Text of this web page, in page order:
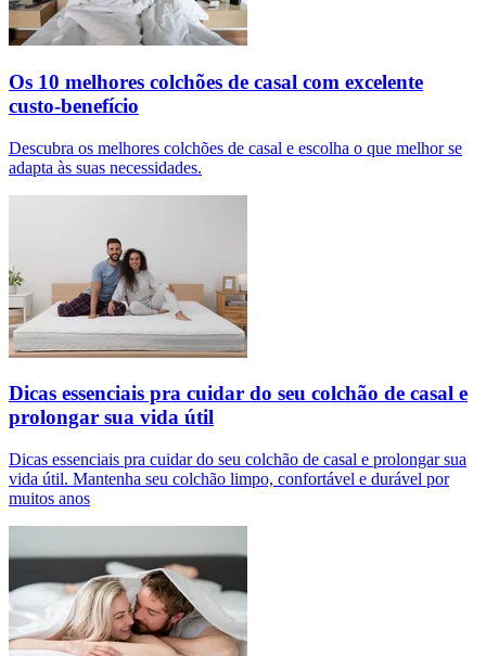
Os 10 melhores colchões de casal com excelente
custo-benefício
Descubra os melhores colchões de casal e escolha o que melhor se
adapta às suas necessidades.
Dicas essenciais pra cuidar do seu colchão de casal e
prolongar sua vida útil
Dicas essenciais pra cuidar do seu colchão de casal e prolongar sua
vida útil. Mantenha seu colchão limpo, confortável e durável por
muitos anos